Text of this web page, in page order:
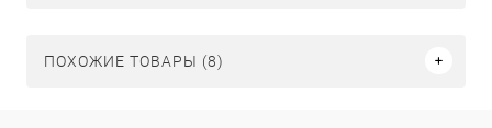
ПОХОЖИЕ ТОВАРЫ (8)